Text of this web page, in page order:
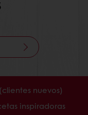
nuevos)
inspiradoras